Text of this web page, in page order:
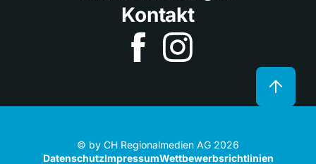
Kontakt
© by CH Regionalmedien AG 2026
DatenschutzImpressumWettbewerbsrichtlinien